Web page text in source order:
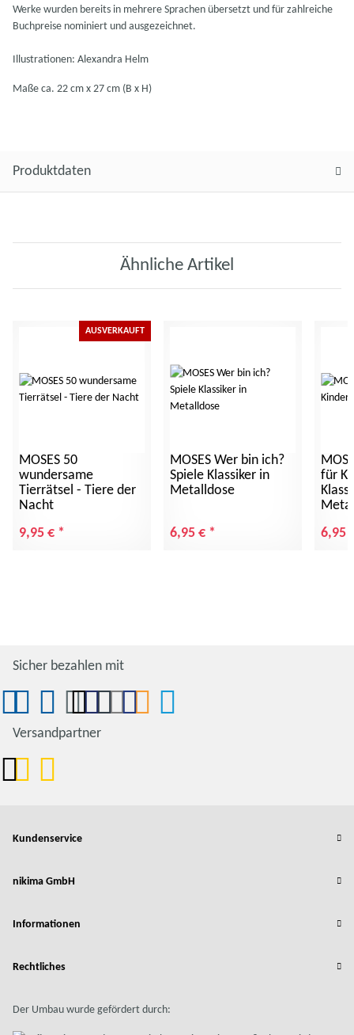
Werke wurden bereits in mehrere Sprachen übersetzt und für zahlreiche
Buchpreise nominiert und ausgezeichnet.
Illustrationen: Alexandra Helm
Maße ca. 22 cm x 27 cm (B x H)
Produktdaten
Ähnliche Artikel
AUSVERKAUFT
MOSES 50
wundersame
Tierrätsel - Tiere der
Nacht
9,95 € *
MOSES Wer bin ich?
Spiele Klassiker in
Metalldose
6,95 € *
für
6,95
Sicher bezahlen mit
Versandpartner
Kundenservice
nikima GmbH
Informationen
Rechtliches
Der Umbau wurde gefördert durch: